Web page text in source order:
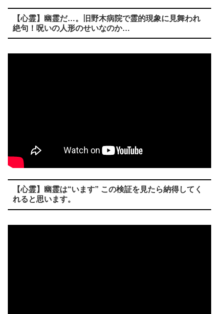
【心霊】幽霊だ…。旧野木病院で霊的現象に見舞われ
絶句！呪いの人形のせいなのか…
【心霊】幽霊は“います” この検証を見たら納得してく
れると思います。